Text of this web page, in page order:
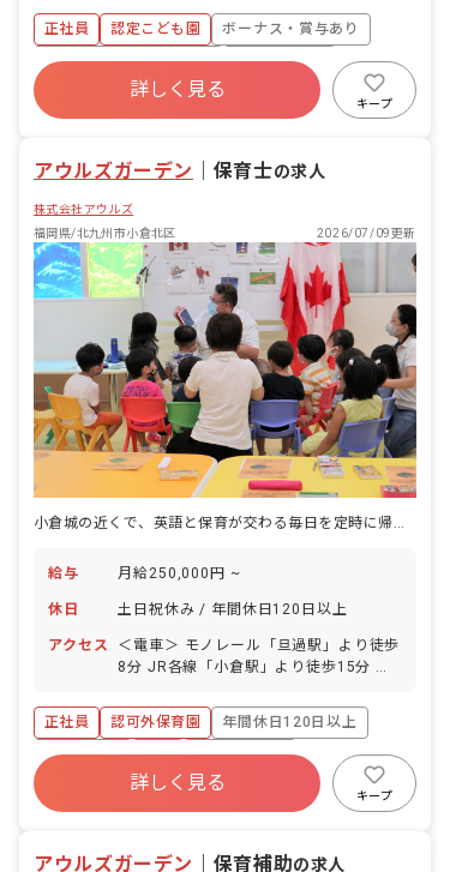
等、人と人をつなぐ大切な役割も担って
います。 とはいえ、難しいことはありま
せん。 子どもたちを中心にコミュニケー
ションを大切にしながら、楽しく元気に
取り組める方をお待ちしています。
（取得率100％・復帰率80％） 介護休暇
※年間休日95日（有休は別途付与）
行なっています。 子どもと保育園と保護
者とのコミュニケーションを大切にしな
がら、楽しく元気に保育を担っていける
職員を募集しています。 子どもたちのよ
ろこびを、わたしたちのしあわせに。未
か？花園保育園では保育の負担を軽減し
す。明るく元気に保育を楽しんでいきま
せんか？ ＜クラス定員＞ 0歳児クラス
3名 1歳児クラス 10名 2歳児クラス
15名 3歳児クラス 18名 4歳児クラス
17名 5歳児クラス 17名 ＜1日の流れ＞
7:00～：開園 受け入れ準備、園児受け
入れ、合同保育 9:00～：普通勤務出勤
9:30〜：各クラスに分かれて保育（未満
児は午前おやつ） 11:00～：順次給食、
片づけ、お昼寝準備 12:30〜：お昼寝
（職員は11:30から順次休憩） 15:00
～：午後おやつ 16:30～：合同保育、保
育室清掃、片づけ、園児お迎え、順次降
園 18:00～：通常保育終了後、延長預り
保育 19:00：閉園（延長預かり保育終わ
ろん保護者への育児支援や地域との交流
等、人と人をつなぐ大切な役割も担って
せん。 子どもたちを中心にコミュニケー
ションを大切にしながら、楽しく元気に
正社員 認定こども園
ボーナス・賞与あり
寮・住宅・家賃補助あり
社会保険完備
退職金制度
残業少なめ
詳しく見る
キープ
アウルズガーデン 保育士の求人
株式会社アウルズ
福岡県/北九州市小倉北区
2026/07/09更新
小倉城の近くで、英語と保育が交わる毎日を定時に帰って過ごす。
給与 月給250,000円 ~
休日 土日祝休み / 年間休日120日以上
アクセス
＜電車＞ モノレール「旦過駅」より徒歩
8分 JR各線「小倉駅」より徒歩15分 ＜
り徒歩4分 ※駅周辺は商業施設も多く、
買い物に便利なエリアです。 ※公園が近
く、週2日は皆でお散歩に出かけていま
す。
正社員 認可外保育園
年間休日120日以上
土日祝休み
有給
福利厚生充実
昇給昇進あり
産休育休制度
詳しく見る
キープ
アウルズガーデン 保育補助の求人